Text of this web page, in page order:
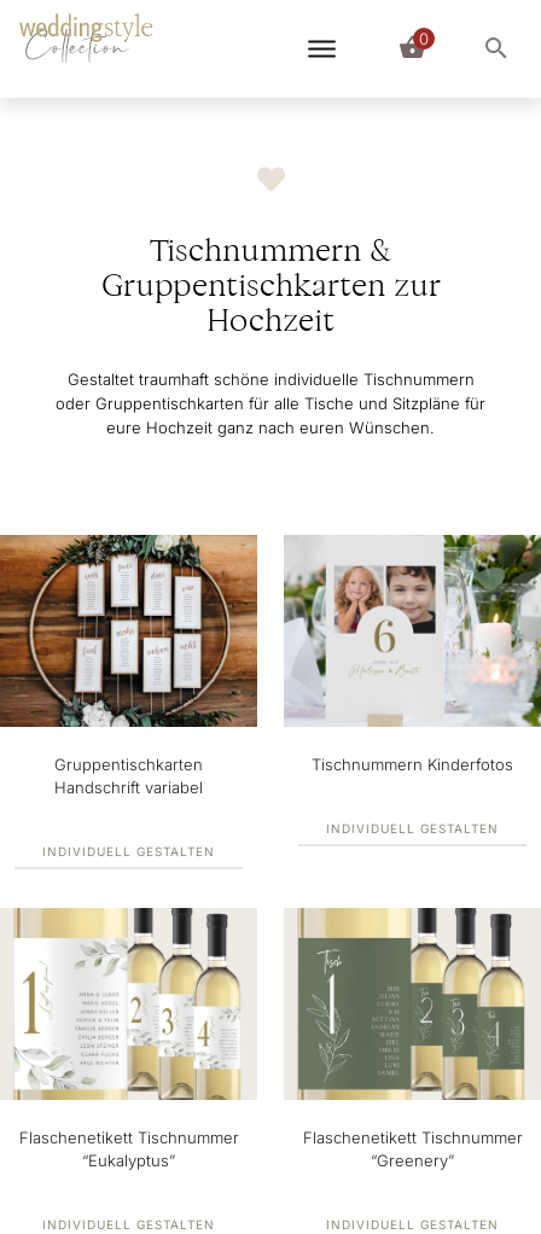
Collection 0
Tischnummern &
Gruppentischkarten zur
Hochzeit
Gestaltet traumhaft schöne individuelle Tischnummern
oder Gruppentischkarten für alle Tische und Sitzpläne für
eure Hochzeit ganz nach euren Wünschen.
Gruppentischkarten
Handschrift variabel
INDIVIDUELL GESTALTEN
Tischnummern Kinderfotos
INDIVIDUELL GESTALTEN
Flaschenetikett Tischnummer
“Eukalyptus”
INDIVIDUELL GESTALTEN
Flaschenetikett Tischnummer
“Greenery”
INDIVIDUELL GESTALTEN